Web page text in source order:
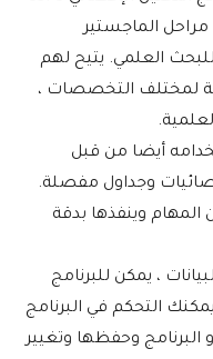
الماجستير
للبحث العلمي. يتيح لهم
لمختلف التخصصات ،
أيضا من قبل
وجداول مفصلة.
المهام وينفذها بدقة
، يمكن للبرنامج
التحكم في البرنامج
البرنامج وحفظها وتغيير